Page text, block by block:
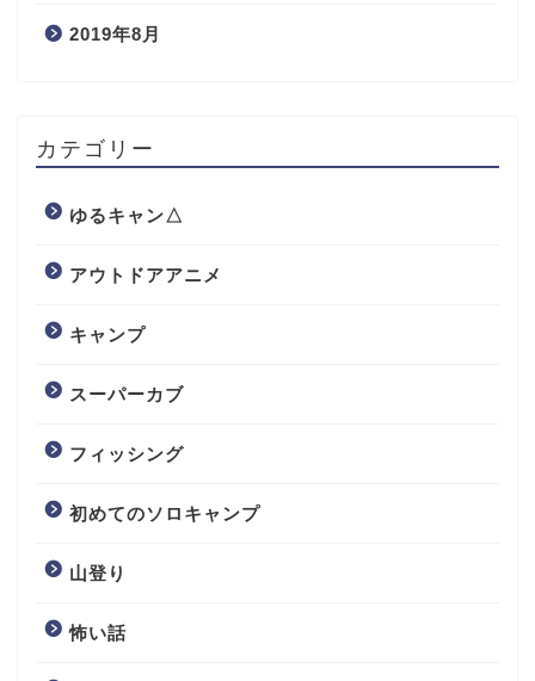
2019年8月
カテゴリー
ゆるキャン△
アウトドアアニメ
キャンプ
スーパーカブ
フィッシング
初めてのソロキャンプ
山登り
怖い話